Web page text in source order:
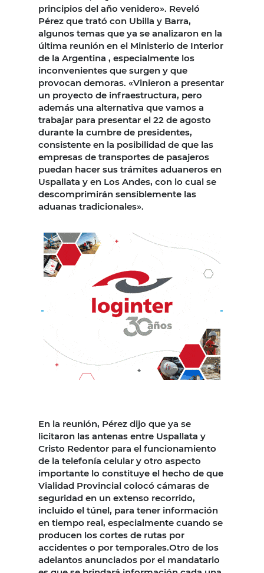
principios del año venidero». Reveló
Pérez que trató con Ubilla y Barra,
algunos temas que ya se analizaron en la
última reunión en el Ministerio de Interior
de la Argentina , especialmente los
inconvenientes que surgen y que
provocan demoras. «Vinieron a presentar
un proyecto de infraestructura, pero
además una alternativa que vamos a
trabajar para presentar el 22 de agosto
durante la cumbre de presidentes,
consistente en la posibilidad de que las
empresas de transportes de pasajeros
puedan hacer sus trámites aduaneros en
Uspallata y en Los Andes, con lo cual se
descomprimirán sensiblemente las
aduanas tradicionales».
En la reunión, Pérez dijo que ya se
licitaron las antenas entre Uspallata y
Cristo Redentor para el funcionamiento
de la telefonía celular y otro aspecto
importante lo constituye el hecho de que
Vialidad Provincial colocó cámaras de
seguridad en un extenso recorrido,
incluido el túnel, para tener información
en tiempo real, especialmente cuando se
producen los cortes de rutas por
accidentes o por temporales.Otro de los
adelantos anunciados por el mandatario